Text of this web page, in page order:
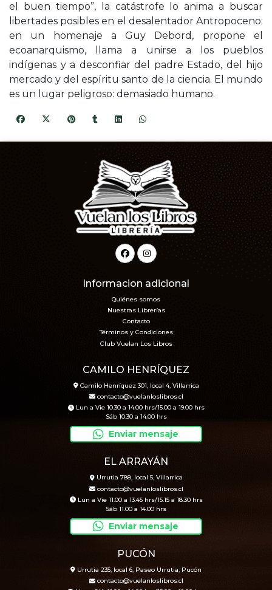
el buen tiempo”, la catástrofe lo anima a buscar
libertades posibles en el desalentador Antropoceno:
en un homenaje a Guy Debord, propone el
ecoanarquismo, llama a unirse a los pueblos
indígenas y a desconfiar del padre Estado, del hijo
mercado y del espíritu santo de la ciencia. El mundo
es un lugar peligroso: demasiado humano.
Informacion adicional
Quiénes somos
Nuestras Librerías
Contacto
Términos y Condiciones
Club Vuelan Los Libros
CAMILO HENRÍQUEZ
Camilo Henríquez 301, local 4, Villarrica
contacto@vuelanloslibros.cl
Lun a Vie 10.30 a 14.00 hrs/15.00 a 19.00 hrs
Sáb 10.30 a 14.00 hrs
Enviar mensaje
EL ARRAYÁN
Urrutia 788, local 5, Villarrica
contacto@vuelanloslibros.cl
Lun a Vie 11.00 a 13.45 hrs/15.15 a 18.30 hrs
Sáb 11.00 a 14.00 hrs
Enviar mensaje
PUCÓN
Urrutia 235, local 6, Paseo Urrutia, Pucón
contacto@vuelanloslibros.cl